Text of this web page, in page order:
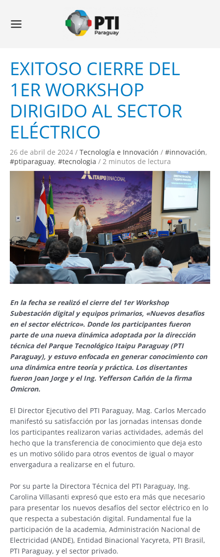
contenido
Menu
EXITOSO CIERRE DEL
1ER WORKSHOP
DIRIGIDO AL SECTOR
ELÉCTRICO
26 de abril de 2024 / Tecnología e Innovación / #innovación,
#ptiparaguay, #tecnologia / 2 minutos de lectura
En la fecha se realizó el cierre del 1er Workshop
Subestación digital y equipos primarios, «Nuevos desafíos
en el sector eléctrico». Donde los participantes fueron
parte de una nueva dinámica adoptada por la dirección
técnica del Parque Tecnológico Itaipu Paraguay (PTI
Paraguay), y estuvo enfocada en generar conocimiento con
una dinámica entre teoría y práctica. Los disertantes
fueron Joan Jorge y el Ing. Yefferson Cañón de la firma
Omicron.
El Director Ejecutivo del PTI Paraguay, Mag. Carlos Mercado
manifestó su satisfacción por las jornadas intensas donde
los participantes realizaron varias actividades, además del
hecho que la transferencia de conocimiento que deja esto
es un motivo sólido para otros eventos de igual o mayor
envergadura a realizarse en el futuro.
Por su parte la Directora Técnica del PTI Paraguay, Ing.
Carolina Villasanti expresó que esto era más que necesario
para presentar los nuevos desafíos del sector eléctrico en lo
que respecta a subestación digital. Fundamental fue la
participación de la academia, Administración Nacional de
Electricidad (ANDE), Entidad Binacional Yacyreta, PTI Brasil,
PTI Paraguay, y el sector privado.
entradas